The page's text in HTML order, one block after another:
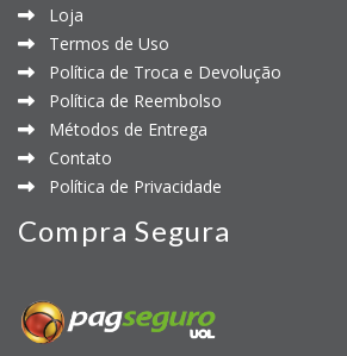
Loja
Termos de Uso
Política de Troca e Devolução
Política de Reembolso
Métodos de Entrega
Contato
Política de Privacidade
Compra Segura